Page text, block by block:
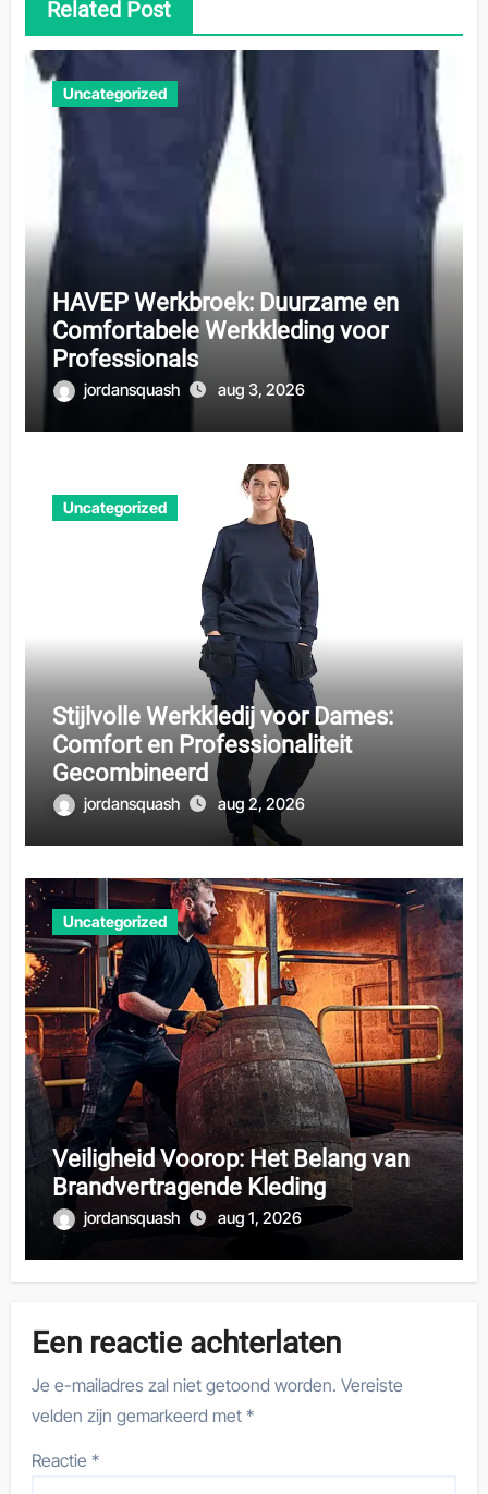
Related Post
Uncategorized
HAVEP Werkbroek: Duurzame en
Comfortabele Werkkleding voor
Professionals
jordansquash aug 3, 2026
Uncategorized
Stijlvolle Werkkledij voor Dames:
Comfort en Professionaliteit
Gecombineerd
jordansquash aug 2, 2026
Uncategorized
Veiligheid Voorop: Het Belang van
Brandvertragende Kleding
jordansquash aug 1, 2026
Een reactie achterlaten
Je e-mailadres zal niet getoond worden. Vereiste
velden zijn gemarkeerd met*
Reactie*